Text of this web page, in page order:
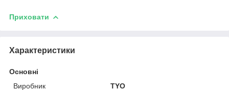
Приховати
Характеристики
Основні
Виробник
TYO